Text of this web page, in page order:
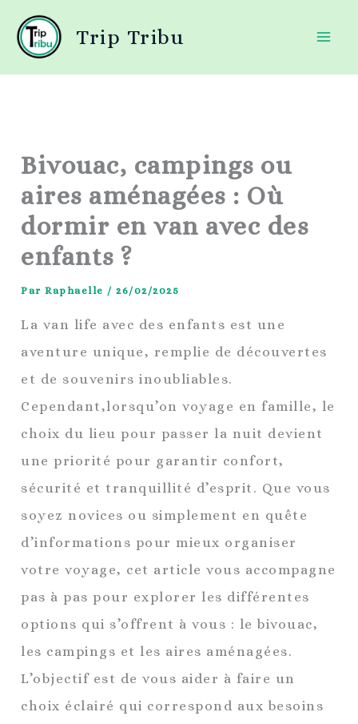
Aller
au
Trip Tribu
Bivouac, campings ou
aires aménagées : Où
dormir en van avec des
enfants ?
ParRaphaelle /26/02/2025
La van life avec des enfants est une
aventure unique, remplie de découvertes
et de souvenirs inoubliables.
Cependant,lorsqu’on voyage en famille, le
choix du lieu pour passer la nuit devient
une priorité pour garantir confort,
sécurité et tranquillité d’esprit. Que vous
soyez novices ou simplement en quête
d’informations pour mieux organiser
votre voyage, cet article vous accompagne
pas à pas pour explorer les différentes
options qui s’offrent à vous : le bivouac,
les campings et les aires aménagées.
L’objectif est de vous aider à faire un
choix éclairé qui correspond aux besoins